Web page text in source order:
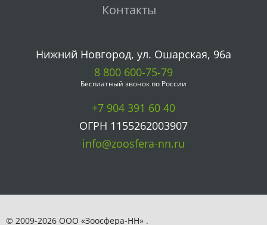
Контакты
Нижний Новгород, ул. Ошарская, 96а
8 800 600-75-79
Бесплатный звонок по России
+7 904 391 60 40
ОГРН 1155262003907
info@zoosfera-nn.ru
© 2009-2026 ООО «Зоосфера-НН» .